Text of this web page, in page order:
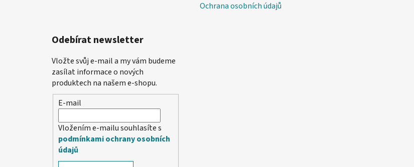
Ochrana osobních údajů
Odebírat newsletter
Vložte svůj e-mail a my vám budeme
zasílat informace o nových
produktech na našem e-shopu.
E-mail
Vložením e-mailu souhlasíte s
podmínkami ochrany osobních
údajů